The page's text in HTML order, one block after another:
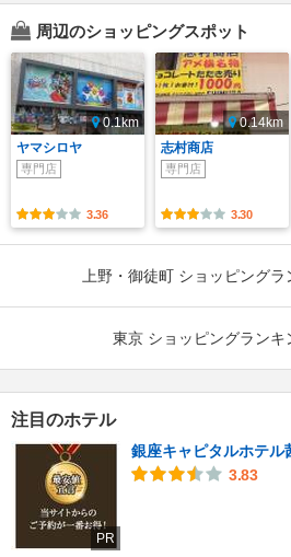
周辺のショッピングスポット
0.1km
ヤマシロヤ
専門店
3.36
0.14km
志村商店
専門店
3.30
上野・御徒町 ショッピング
東京 ショッピングランキ
注目のホテル
PR
銀座キャピタルホテル
3.83